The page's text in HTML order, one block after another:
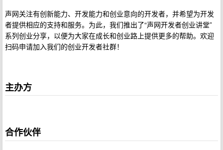
声网关注有创新能力、开发能力和创业意向的开发者，并希望为开发
者提供相应的支持和服务。为此，我们推出了“声网开发者创业讲堂”
系列创业分享，以便为大家在成长和创业路上提供更多的帮助。欢迎
扫码申请加入我们的创业开发者社群！
主办方
合作伙伴